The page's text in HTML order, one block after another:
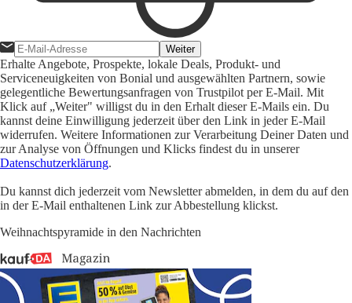
Weiter
Erhalte Angebote, Prospekte, lokale Deals, Produkt- und
Serviceneuigkeiten von Bonial und ausgewählten Partnern, sowie
gelegentliche Bewertungsanfragen von Trustpilot per E-Mail. Mit
Klick auf „Weiter" willigst du in den Erhalt dieser E-Mails ein. Du
kannst deine Einwilligung jederzeit über den Link in jeder E-Mail
widerrufen. Weitere Informationen zur Verarbeitung Deiner Daten und
zur Analyse von Öffnungen und Klicks findest du in unserer
Datenschutzerklärung.
Du kannst dich jederzeit vom Newsletter abmelden, in dem du auf den
in der E-Mail enthaltenen Link zur Abbestellung klickst.
Weihnachtspyramide in den Nachrichten